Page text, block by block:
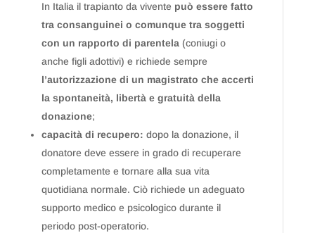
In Italia il trapianto da vivente può essere fatto
tra consanguinei o comunque tra soggetti
con un rapporto di parentela(coniugi o
anche figli adottivi) e richiede sempre
l’autorizzazione di un magistrato che accerti
la spontaneità, libertà e gratuità della
donazione;
capacità di recupero: dopo la donazione, il
donatore deve essere in grado di recuperare
completamente e tornare alla sua vita
quotidiana normale. Ciò richiede un adeguato
supporto medico e psicologico durante il
periodo post-operatorio.